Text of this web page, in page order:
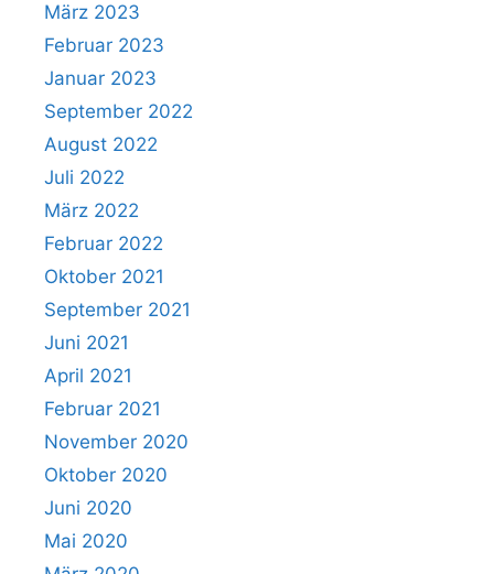
März 2023
Februar 2023
Januar 2023
September 2022
August 2022
Juli 2022
März 2022
Februar 2022
Oktober 2021
September 2021
Juni 2021
April 2021
Februar 2021
November 2020
Oktober 2020
Juni 2020
Mai 2020